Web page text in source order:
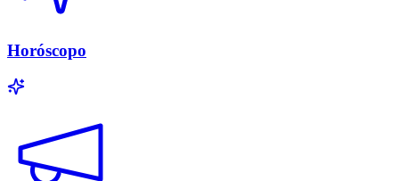
Horóscopo